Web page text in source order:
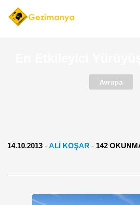
Avrupa
14.10.2013 - ALI KOŞAR - 142